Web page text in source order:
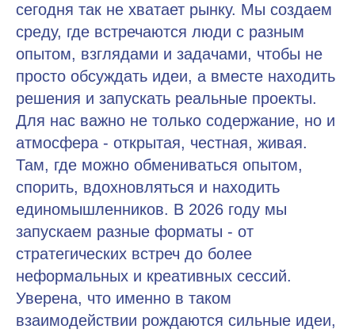
сегодня так не хватает рынку. Мы создаем
среду, где встречаются люди с разным
опытом, взглядами и задачами, чтобы не
просто обсуждать идеи, а вместе находить
решения и запускать реальные проекты.
Для нас важно не только содержание, но и
атмосфера - открытая, честная, живая.
Там, где можно обмениваться опытом,
спорить, вдохновляться и находить
единомышленников. В 2026 году мы
запускаем разные форматы - от
стратегических встреч до более
неформальных и креативных сессий.
Уверена, что именно в таком
взаимодействии рождаются сильные идеи,